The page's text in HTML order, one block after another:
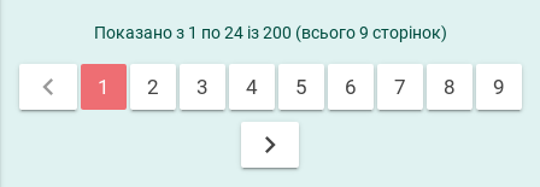
Показано з 1 по 24 із 200 (всього 9 сторінок)
chevron_left 1 2 3 4 5 6 7 8 9
chevron_right